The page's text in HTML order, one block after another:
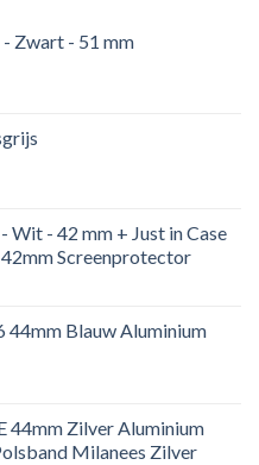
- Zwart - 51 mm
Wit - 42 mm + Just in Case
Screenprotector
44mm Blauw Aluminium
44mm Zilver Aluminium
Milanees Zilver